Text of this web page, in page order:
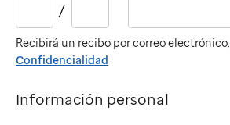
/
vencimiento:
Recibirá un recibo por correo electrónico.
Confidencialidad
Información personal